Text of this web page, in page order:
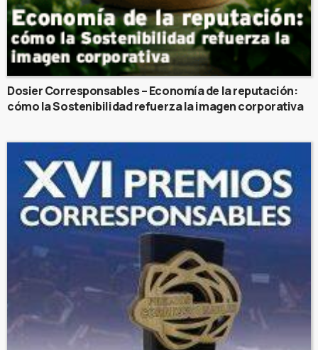
Dosier Corresponsables – Economía de la reputación:
cómo la Sostenibilidad refuerza la imagen corporativa